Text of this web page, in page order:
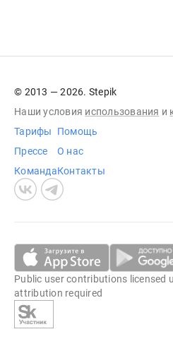
© 2013 — 2026. Stepik
Наши условия использования и
Тарифы
Прессе
Команда
Помощь
О нас
Контакты
Public user contributions licensed
attribution required